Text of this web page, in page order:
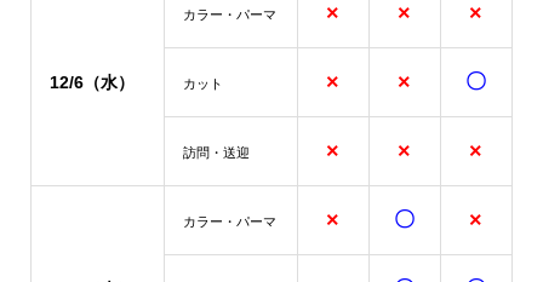
12/6（水）
カラー・パーマ × × ×
カット × × 〇
訪問・送迎 × × ×
カラー・パーマ × 〇 ×